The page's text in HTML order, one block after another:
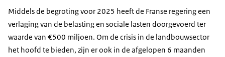
Middels de begroting voor 2025 heeft de Franse regering een
verlaging van de belasting en sociale lasten doorgevoerd ter
waarde van €500 miljoen. Om de crisis in de landbouwsector
het hoofd te bieden, zijn er ook in de afgelopen 6 maanden